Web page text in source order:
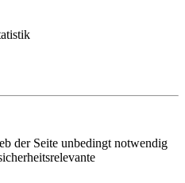
der Seite unbedingt notwendig